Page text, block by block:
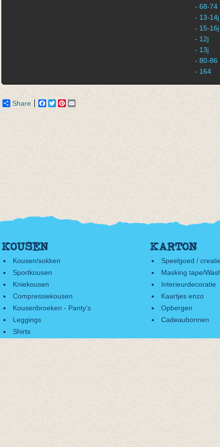
- 68-74
- 13-14j
- 15-16j
- 12j
- 13j
- 80-86
- 164
Share Facebook
TwitterPinterest
KOUSEN
Kousen/sokken
Sportkousen
Kniekousen
Compressiekousen
Kousenbroeken - Panty's
Leggings
Shirts
KARTON
Speelgoed /
Masking tape/
Interieurdecoratie
Kaartjes enzo
Opbergen
Cadeaubonnen